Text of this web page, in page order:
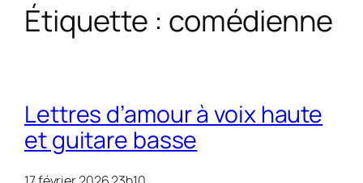
Étiquette : comédienne
Lettres d’amour à voix haute
et guitare basse